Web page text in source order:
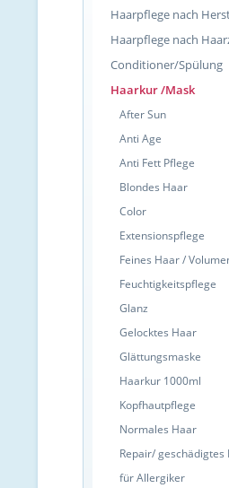
Haarpflege nach
Haarpflege nach
Conditioner/Spülung
Haarkur /Mask
After Sun
Anti Age
Anti Fett Pflege
Blondes Haar
Color
Extensionspflege
Feines Haar /
Feuchtigkeitspflege
Glanz
Gelocktes Haar
Glättungsmaske
Haarkur 1000ml
Kopfhautpflege
Normales Haar
Repair/ geschädigtes
für Allergiker